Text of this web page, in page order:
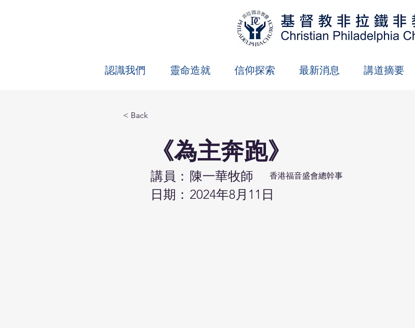
認識我們 靈命造就 信仰探索 最新消息 講道摘要
< Back
《為主奔跑》
講員： 陳一華牧師 香港福音盛會總幹事
日期： 2024年8月11日